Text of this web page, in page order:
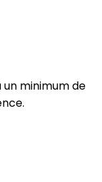
minimum de